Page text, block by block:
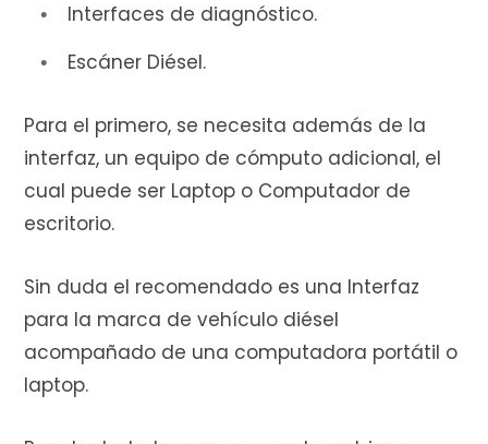
Interfaces de diagnóstico.
Escáner Diésel.
Para el primero, se necesita además de la
interfaz, un equipo de cómputo adicional, el
cual puede ser Laptop o Computador de
escritorio.
Sin duda el recomendado es una Interfaz
para la marca de vehículo diésel
acompañado de una computadora portátil o
laptop.